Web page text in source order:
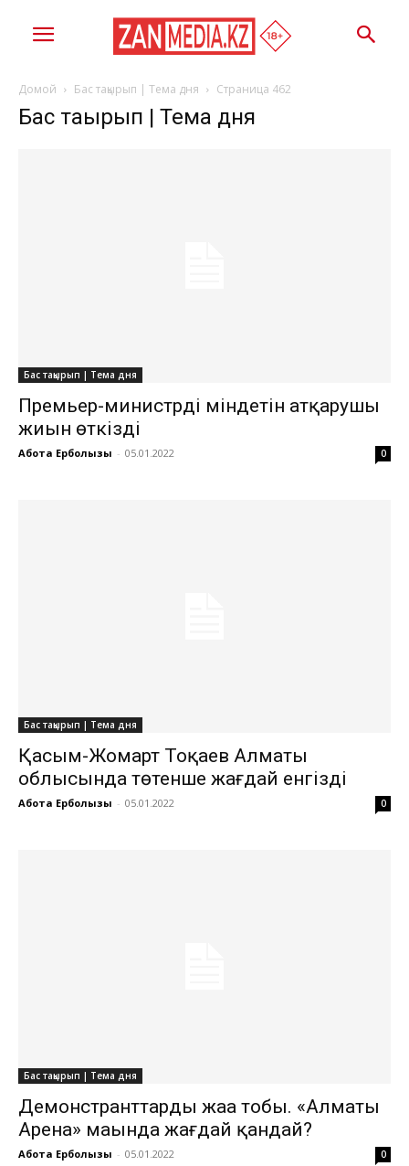
Домой Бас тақырып | Тема дня Страница 462
Бас тақырып | Тема дня
Бас тақырып | Тема дня
Премьер-министрдің міндетін атқарушы
жиын өткізді
Ақбота Ерболқызы - 05.01.2022 0
Бас тақырып | Тема дня
Қасым-Жомарт Тоқаев Алматы
облысында төтенше жағдай енгізді
Ақбота Ерболқызы - 05.01.2022 0
Бас тақырып | Тема дня
Демонстранттардың жаңа тобы. «Алматы
Арена» маңында жағдай қандай?
Ақбота Ерболқызы - 05.01.2022 0